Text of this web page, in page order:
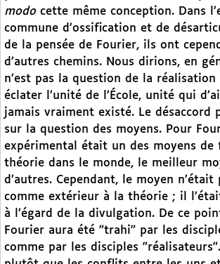
modocette même conception. Dans
commune d’ossification et de
de la pensée de Fourier, ils ont
d’autres chemins. Nous dirions, en
n’est pas la question de la
éclater l’unité de l’École, unité qui
jamais vraiment existé. Le désaccord
sur la question des moyens. Pour
expérimental était un des moyens de
théorie dans le monde, le meilleur
d’autres. Cependant, le moyen n’était
comme extérieur à la théorie ; il
à l’égard de la divulgation. De ce
Fourier aura été "trahi" par les
comme par les disciples